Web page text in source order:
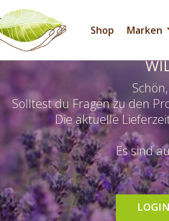
Shop Marken
Solltest du Fragen zu den
Die aktuelle
Es sind
LOGIN